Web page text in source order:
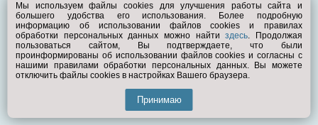
© Exist.ru 1998—2026
Мы используем файлы cookies для улучшения работы сайта и
большего удобства его использования. Более подробную
информацию об использовании файлов cookies и правилах
обработки персональных данных можно найтиздесь. Продолжая
пользоваться сайтом, Вы подтверждаете, что были
проинформированы об использовании файлов cookies и согласны с
нашими правилами обработки персональных данных. Вы можете
отключить файлы cookies в настройках Вашего браузера.
Принимаю